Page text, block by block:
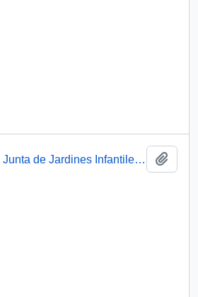
[ Carta acusando recibo del Informe de la gestión realizada por la Junta de Jardines Infantiles durante 1990 y el programa correspondiente a 1991]